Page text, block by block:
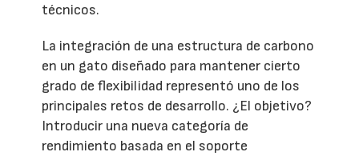
técnicos.
La integración de una estructura de carbono
en un gato diseñado para mantener cierto
grado de flexibilidad representó uno de los
principales retos de desarrollo. ¿El objetivo?
Introducir una nueva categoría de
rendimiento basada en el soporte